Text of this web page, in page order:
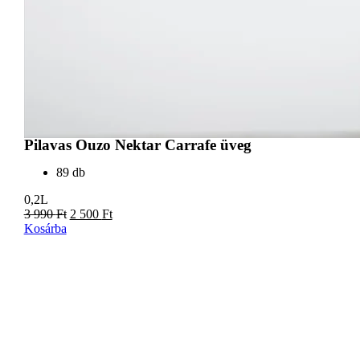
Pilavas Ouzo Nektar Carrafe üveg
89 db
0,2L
3 990Ft 2 500 Ft
Kosárba